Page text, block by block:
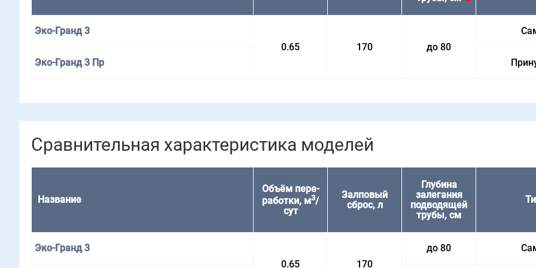
Эко-Гранд 3
0.65
170 до 80
Эко-Гранд 3 Пр
Сравнительная характеристика моделей
Название
Объём пере­
работки, м3/
сут
Залповый
сброс, л
Глубина
залегания
подводящей
трубы, см
Эко-Гранд 3
0.65
170
до 80